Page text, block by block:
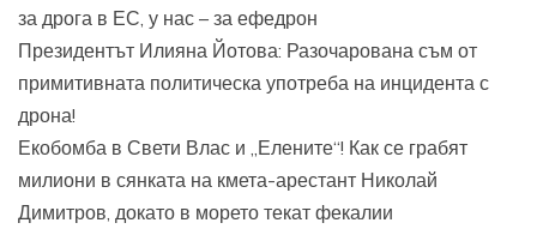
за дрога в ЕС, у нас – за ефедрон
Президентът Илияна Йотова: Разочарована съм от
примитивната политическа употреба на инцидента с
дрона!
Екобомба в Свети Влас и „Елените“! Как се грабят
милиони в сянката на кмета-арестант Николай
Димитров, докато в морето текат фекалии